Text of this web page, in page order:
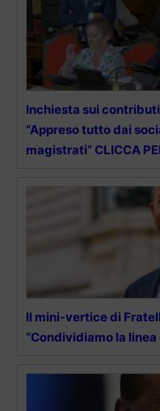
Inchiesta sui contributi
“Appreso tutto dai
magistrati” CLICCA
Il mini-vertice di
“Condividiamo la